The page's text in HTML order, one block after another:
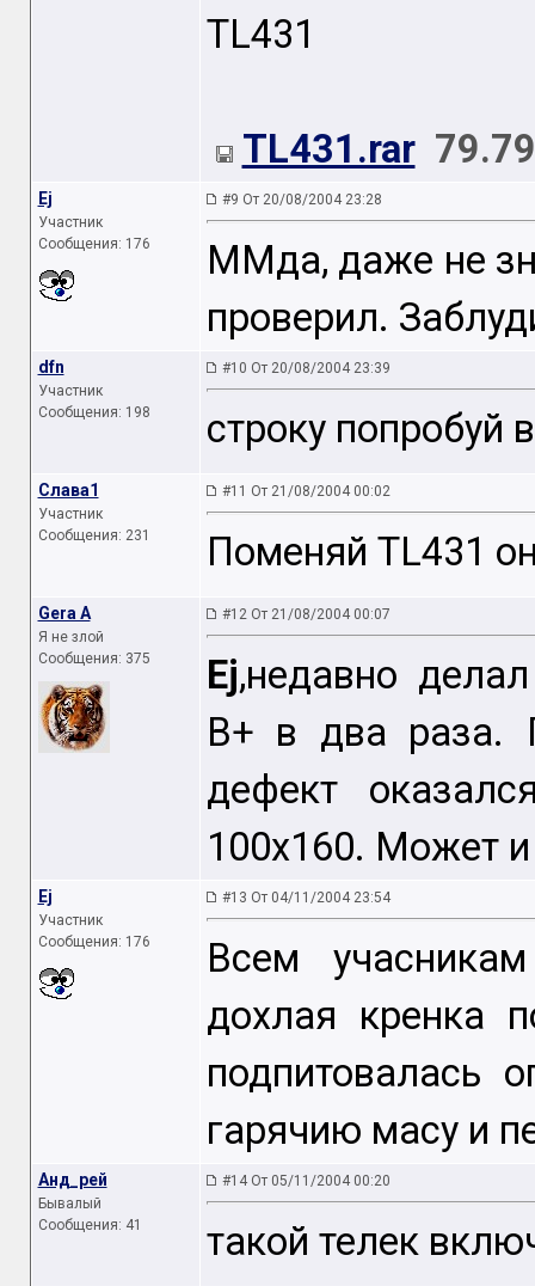
TL431
TL431.rar
Ej
Участник
Сообщения: 176
#9 От 20/08/2004 23:28
ММда, даже не
проверил.
dfn
Участник
Сообщения: 198
#10 От 20/08/2004 23:39
строку попробуй
Слава1
Участник
Сообщения: 231
#11 От 21/08/2004 00:02
Поменяй TL431
Gera A
Я не злой
Сообщения: 375
#12 От 21/08/2004 00:07
Ej,недавно
В+ в два раза.
дефект
100х160. Может
Ej
Участник
Сообщения: 176
#13 От 04/11/2004 23:54
Всем
дохлая кренка
подпитовалась
гарячию масу и
Анд_рей
Бывалый
Сообщения: 41
#14 От 05/11/2004 00:20
такой телек